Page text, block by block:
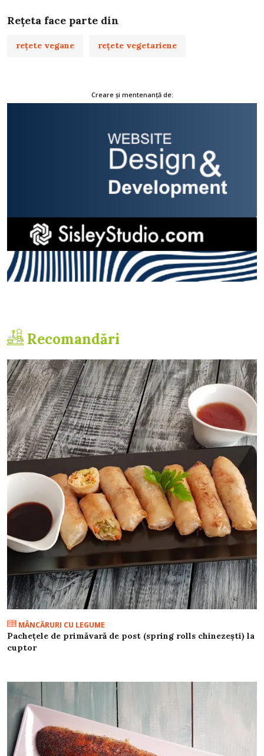
Rețeta face parte din
rețete vegane rețete vegetariene
Creare și mentenanță de:
Recomandări
MÂNCĂRURI CU LEGUME
Pachețele de primăvară de post (spring rolls chinezești) la
cuptor